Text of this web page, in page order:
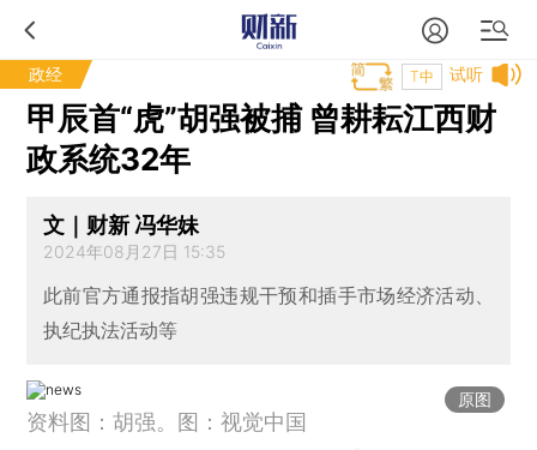
政经 试听
T中
甲辰首“虎”胡强被捕 曾耕耘江西财
政系统32年
文｜财新 冯华妹
2024年08月27日 15:35
此前官方通报指胡强违规干预和插手市场经济活动、
执纪执法活动等
原图
资料图：胡强。图：视觉中国